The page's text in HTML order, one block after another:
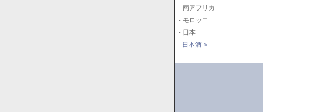
- 南アフリカ
- モロッコ
- 日本
日本酒->